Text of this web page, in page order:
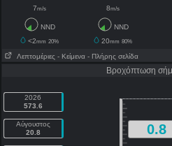
7m/s 8m/s
NND NND
<2mm 20% 20mm 80%
Λεπτομέριες - Κείμενα - Πλήρης σελίδα
Βροχόπτωση
2026
573.6
Αύγουστος
20.8
0.8